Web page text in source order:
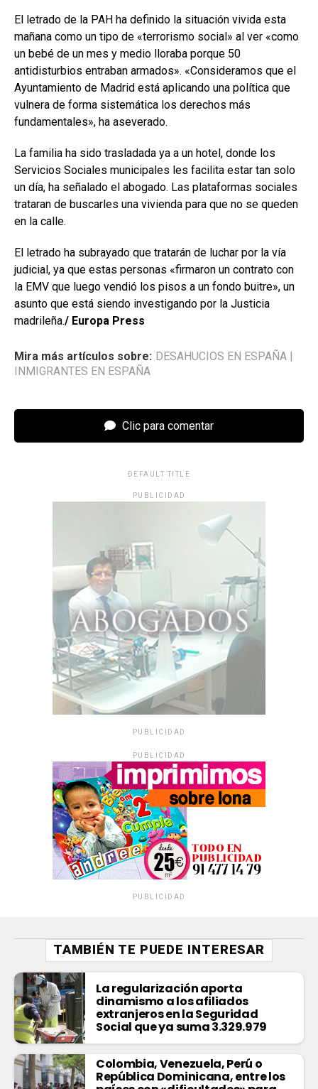
El letrado de la PAH ha definido la situación vivida esta
mañana como un tipo de «terrorismo social» al ver «como
un bebé de un mes y medio lloraba porque 50
antidisturbios entraban armados». «Consideramos que el
Ayuntamiento de Madrid está aplicando una política que
vulnera de forma sistemática los derechos más
fundamentales», ha aseverado.
La familia ha sido trasladada ya a un hotel, donde los
Servicios Sociales municipales les facilita estar tan solo
un día, ha señalado el abogado. Las plataformas sociales
trataran de buscarles una vivienda para que no se queden
en la calle.
El letrado ha subrayado que tratarán de luchar por la vía
judicial, ya que estas personas «firmaron un contrato con
la EMV que luego vendió los pisos a un fondo buitre», un
asunto que está siendo investigando por la Justicia
madrileña./ Europa Press
Mira más artículos sobre: DESAHUCIOS EN ESPAÑA
INMIGRANTES EN ESPAÑA
Clic para comentar
DEFAULT TITLE
PUBLICIDAD
PUBLICIDAD
PUBLICIDAD
PUBLICIDAD
TAMBIÉN TE PUEDE INTERESAR
La regularización aporta
dinamismo a los afiliados
extranjeros en la Seguridad
Social que ya suma 3.329.979
Colombia, Venezuela, Perú o
República Dominicana, entre los